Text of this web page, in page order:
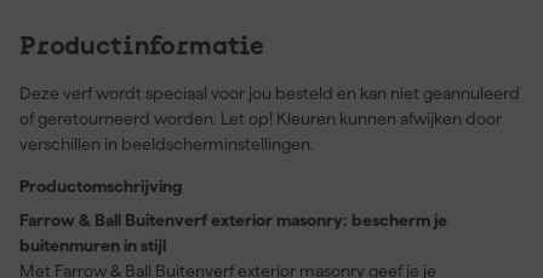
Productinformatie
Deze verf wordt speciaal voor jou besteld en kan niet geannuleerd
of geretourneerd worden. Let op! Kleuren kunnen afwijken door
verschillen in beeldscherminstellingen.
Productomschrijving
Farrow & Ball Buitenverf exterior masonry: bescherm je
buitenmuren in stijl
Met Farrow & Ball Buitenverf exterior masonry geef je je